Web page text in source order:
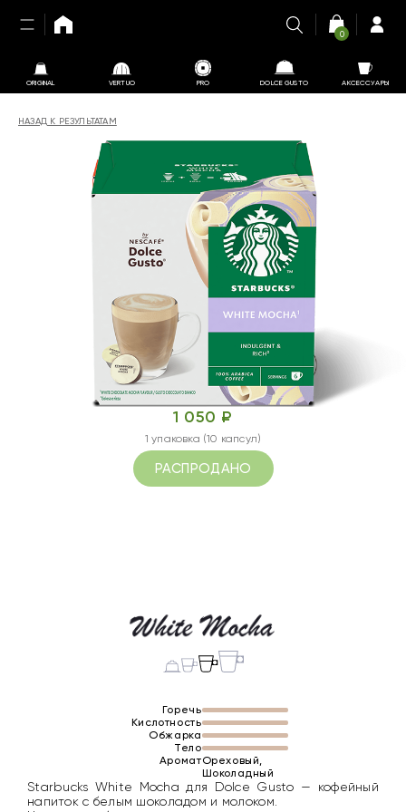
ORIGINAL VERTUO PRO DOLCE GUSTO АКСЕССУАРЫ
0
НАЗАД К РЕЗУЛЬТАТАМ
1 050 ₽
1 упаковка (10 капсул)
РАСПРОДАНО
Горечь
Кислотность
Обжарка
Тело
АроматОреховый,
Шоколадный
Starbucks White Mocha для Dolce Gusto — кофейный
напиток с белым шоколадом и молоком.